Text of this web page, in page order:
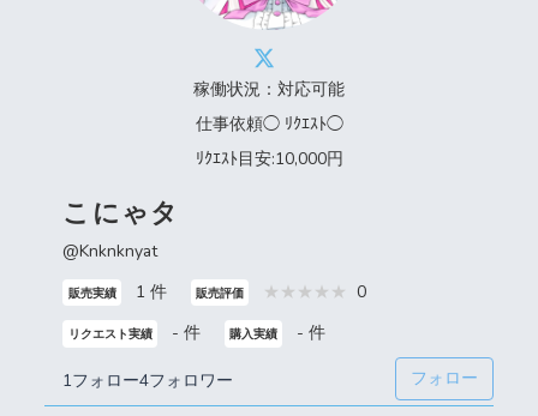
稼働状況：対応可能
仕事依頼◯ ﾘｸｴｽﾄ◯
ﾘｸｴｽﾄ目安:10,000円
こにゃタ
@Knknknyat
販売実績 1 件 販売評価 0
リクエスト実績 - 件 購入実績 - 件
1フォロー4フォロワー フォロー